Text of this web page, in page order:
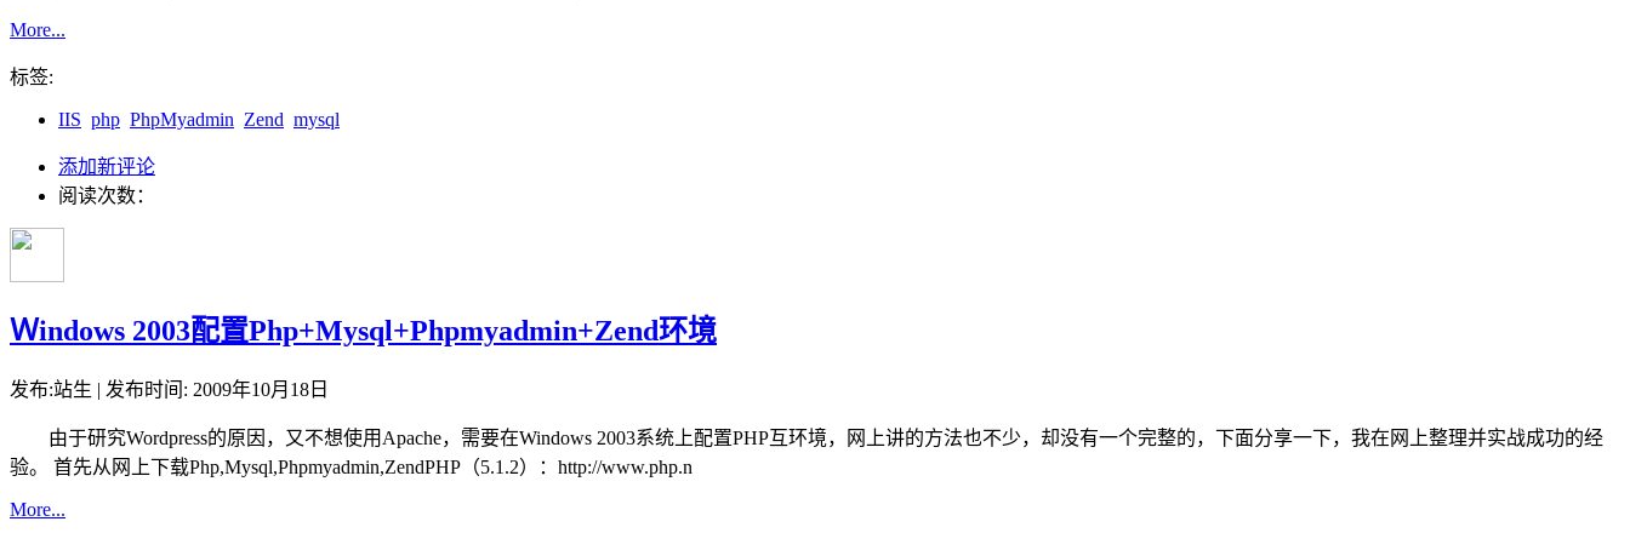
More...
标签:
IIS php PhpMyadmin Zend mysql
添加新评论
阅读次数：
Ｗindows 2003配置Php+Mysql+Phpmyadmin+Zend环境
发布:站生 | 发布时间: 2009年10月18日
由于研究Wordpress的原因，又不想使用Apache，需要在Windows 2003系统上配置PHP互环境，网上讲的方法也不少，却没有一个完整的，下面分享一下，我在网上整理并实战成功的经
验。 首先从网上下载Php,Mysql,Phpmyadmin,ZendPHP（5.1.2）：http://www.php.n
More...